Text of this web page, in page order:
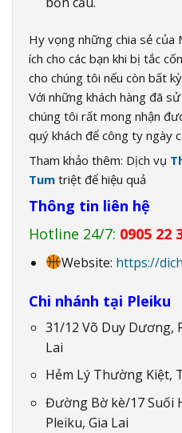
Hy vọng những chia sẻ của
ích cho các bạn khi bị tắc
cho chúng tôi nếu còn bất
Với những khách hàng đã
chúng tôi rất mong nhận
quý khách để công ty ngày
Tham khảo thêm: Dịch vụ
Tum triệt để hiệu quả
Thông tin liên hệ
Hotline 24/7: 0905 22
Website: https://
Chi nhánh tại Pleiku
31/12 Võ Duy Dương,
Lai
Hẻm Lý Thường Kiệt,
Đường Bờ kè/17 Suối
Pleiku, Gia Lai